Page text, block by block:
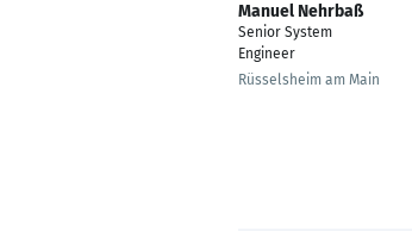
Manuel Nehrbaß
Senior System
Engineer
Rüsselsheim am Main